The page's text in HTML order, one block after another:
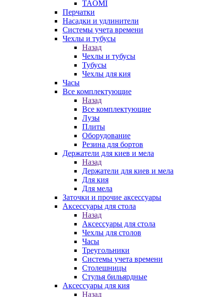
TAOMI
Перчатки
Насадки и удлинители
Системы учета времени
Чехлы и тубусы
Назад
Чехлы и тубусы
Тубусы
Чехлы для кия
Часы
Все комплектующие
Назад
Все комплектующие
Лузы
Плиты
Оборудование
Резина для бортов
Держатели для киев и мела
Назад
Держатели для киев и мела
Для кия
Для мела
Заточки и прочие аксессуары
Аксессуары для стола
Назад
Аксессуары для стола
Чехлы для столов
Часы
Треугольники
Системы учета времени
Столешницы
Стулья бильярдные
Аксессуары для кия
Назад